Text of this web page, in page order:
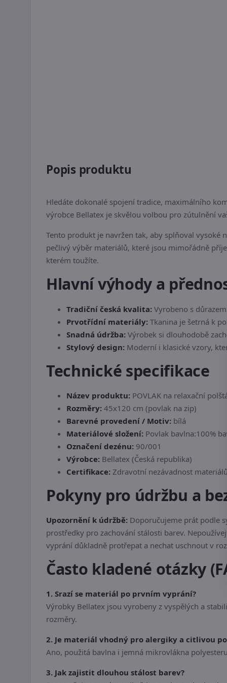
Popis produktu
Hledáte dokonalé spojení tradice, maximálního
výrobce Bellatex je skvělou volbou pro zútulnění
Tento produkt je navržen tak, aby splňoval
pečlivý výběr materiálů, které jsou mimořádně
kterém toužíte.
Hlavní výhody a
Tradiční česká kvalita: Vyrobeno s
Prvotřídní materiály: Tkanina je šetrná k
Snadná údržba: Výrobek si dlouhodobě
Stylový design: Moderní i klasické vzory,
Technické specifikace
Název produktu: POVLAK na relaxační
Rozměry: 45x120 cm (povlak na zip)
Barevné provedení / Motiv: bílá
Materiálové složení: Povlak bavlna:100%
Označení dezénu: 90/001
Výrobce: Bellatex (Česká republika)
Certifikace: Zdravotní nezávadnost materiálů
Pokyny pro údržbu a
Upozornění k údržbě: Doporučujeme prát podle
prostředky pro zachování stálosti barev.
vyprání důkladně protřepat a nechat uschnout v
Často kladené otázky
1. Srazí se materiál po prvním vyprání?
Výrobky Bellatex jsou vyrobeny z vyspělých a
rozměry.
2. Je materiál vhodný pro alergiky a citlivou
Ano, použitá bavlna i jemná mikrovlákna
3. Jak zajistit dlouhou stálost barev?